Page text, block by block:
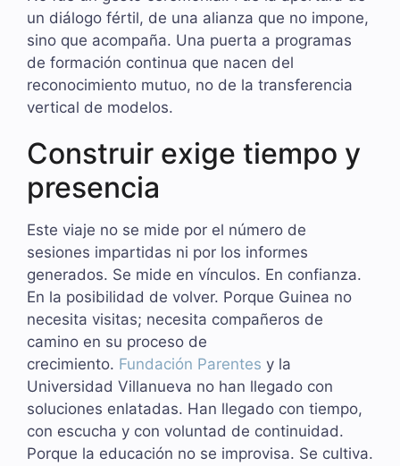
un diálogo fértil, de una alianza que no impone,
sino que acompaña. Una puerta a programas
de formación continua que nacen del
reconocimiento mutuo, no de la transferencia
vertical de modelos.
Construir exige tiempo y
presencia
Este viaje no se mide por el número de
sesiones impartidas ni por los informes
generados. Se mide en vínculos. En confianza.
En la posibilidad de volver. Porque Guinea no
necesita visitas; necesita compañeros de
camino en su proceso de
crecimiento. Fundación Parentes y la
Universidad Villanueva no han llegado con
soluciones enlatadas. Han llegado con tiempo,
con escucha y con voluntad de continuidad.
Porque la educación no se improvisa. Se cultiva.